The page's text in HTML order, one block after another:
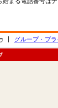
グループ・プ